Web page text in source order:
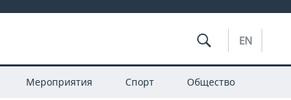
EN
Мероприятия Спорт Общество